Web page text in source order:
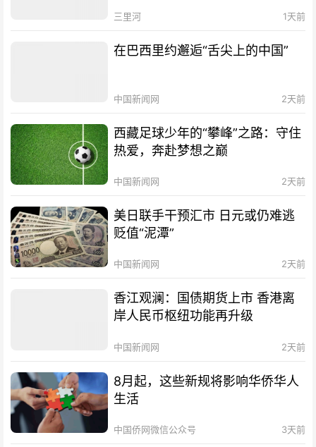
三里河 1天前
在巴西里约邂逅“舌尖上的中国”
中国新闻网 2天前
西藏足球少年的“攀峰”之路：守住
热爱，奔赴梦想之巅
中国新闻网 2天前
美日联手干预汇市 日元或仍难逃
贬值“泥潭”
中国新闻网 2天前
香江观澜：国债期货上市 香港离
岸人民币枢纽功能再升级
中国新闻网 2天前
8月起，这些新规将影响华侨华人
生活
中国侨网微信公众号 3天前